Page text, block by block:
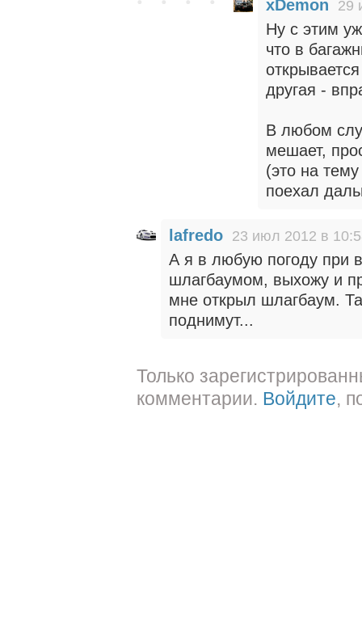
xDemon 29
Ну c этим
что в
другая -
В любом
мешает,
(это на
поехал
lafredo 23 июл 2012 в
А я в любую погоду при
шлагбаумом, выхожу и
мне открыл шлагбаум.
поднимут...
Только
комментарии. Войдите,